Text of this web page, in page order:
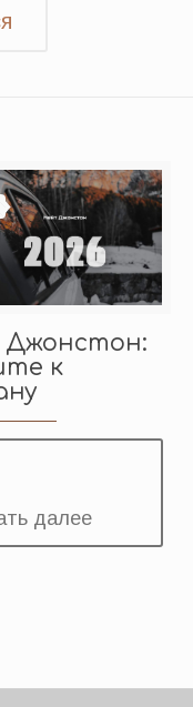
к
далее